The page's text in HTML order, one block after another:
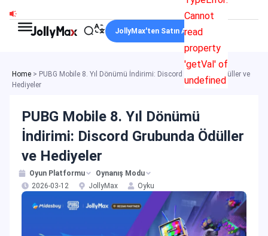
atla
Cannot
read
property
'getVal' of
undefined
JollyMax'ten Satın Alın
Home > PUBG Mobile 8. Yıl Dönümü İndirimi: Discord Grubunda Ödüller ve
Hediyeler
PUBG Mobile 8. Yıl Dönümü
İndirimi: Discord Grubunda Ödüller
ve Hediyeler
Oyun Platformu
Oynanış Modu
2026-03-12
JollyMax Oyku